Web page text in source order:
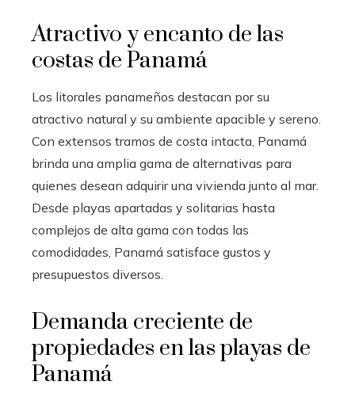
Atractivo y encanto de las
costas de Panamá
Los litorales panameños destacan por su
atractivo natural y su ambiente apacible y sereno.
Con extensos tramos de costa intacta, Panamá
brinda una amplia gama de alternativas para
quienes desean adquirir una vivienda junto al mar.
Desde playas apartadas y solitarias hasta
complejos de alta gama con todas las
comodidades, Panamá satisface gustos y
presupuestos diversos.
Demanda creciente de
propiedades en las playas de
Panamá